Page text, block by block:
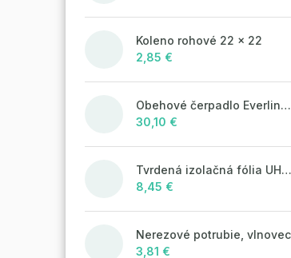
Koleno rohové 22 x 22
2,85 €
Obehové čerpadlo Everline 25/4/180
30,10 €
Tvrdená izolačná fólia UHP50 (STIROTERMAL SOLO)
8,45 €
Nerezové potrubie, vlnovec
3,81 €